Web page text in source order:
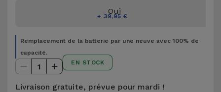
iPad et
Tablette
Kids
Oui
+ 39,95 €
Remplacement de la batterie par une neuve avec 100% de
capacité.
1 EN STOCK
Livraison gratuite, prévue pour mardi !